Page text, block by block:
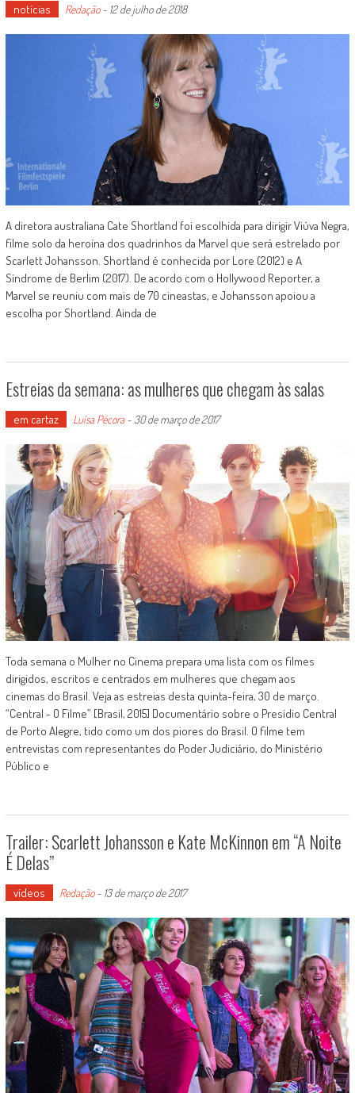
notícias Redação- 12 de julho de 2018
A diretora australiana Cate Shortland foi escolhida para dirigir Viúva Negra,
filme solo da heroína dos quadrinhos da Marvel que será estrelado por
Scarlett Johansson. Shortland é conhecida por Lore (2012) e A
Síndrome de Berlim (2017). De acordo com o Hollywood Reporter, a
Marvel se reuniu com mais de 70 cineastas, e Johansson apoiou a
escolha por Shortland. Ainda de
Estreias da semana: as mulheres que chegam às salas
em cartaz Luísa Pécora- 30 de março de 2017
Toda semana o Mulher no Cinema prepara uma lista com os filmes
dirigidos, escritos e centrados em mulheres que chegam aos
cinemas do Brasil. Veja as estreias desta quinta-feira, 30 de março.
“Central - O Filme” [Brasil, 2015] Documentário sobre o Presídio Central
de Porto Alegre, tido como um dos piores do Brasil. O filme tem
entrevistas com representantes do Poder Judiciário, do Ministério
Público e
Trailer: Scarlett Johansson e Kate McKinnon em “A Noite
É Delas”
vídeos Redação- 13 de março de 2017